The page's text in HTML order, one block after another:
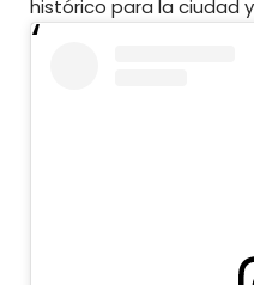
histórico para la ciudad